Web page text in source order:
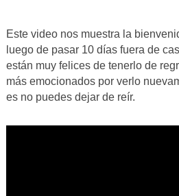
Este video nos muestra la
luego de pasar 10 días fuera de
están muy felices de tenerlo de
más emocionados por verlo
es no puedes dejar de reír.